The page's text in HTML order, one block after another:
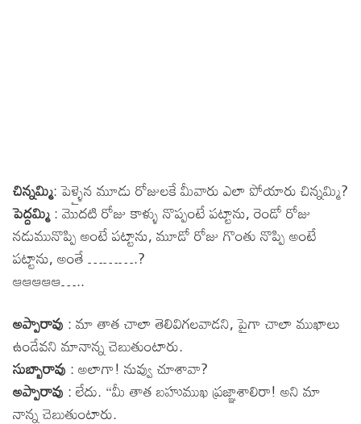
చిన్నమ్మి: పెళ్ళైన మూడు రోజులకే మీవారు ఎలా పోయారు చిన్నమ్మి?
పెద్దమ్మి: మొదటి రోజు కాళ్ళు నొప్పంటే పట్టాను, రెండో రోజు
నడుమునొప్పి అంటే పట్టాను, మూడో రోజు గొంతు నొప్పి అంటే
పట్టాను, అంతే ……….?
ఆఆఆఆఆ…..
అప్పారావు: మా తాత చాలా తెలివిగలవాడని, పైగా చాలా ముఖాలు
ఉండేవని మానాన్న చెబుతుంటారు.
సుబ్బారావు: అలాగా! నువ్వు చూశావా?
అప్పారావు: లేదు. “మీ తాత బహుముఖ ప్రజ్ఞాశాలిరా! అని మా
నాన్న చెబుతుంటారు.